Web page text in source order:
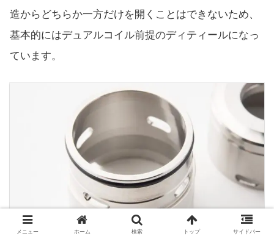
造からどちらか一方だけを開くことはできないため、
基本的にはデュアルコイル前提のディティールになっ
ています。
メニュー ホーム 検索 トップ サイドバー